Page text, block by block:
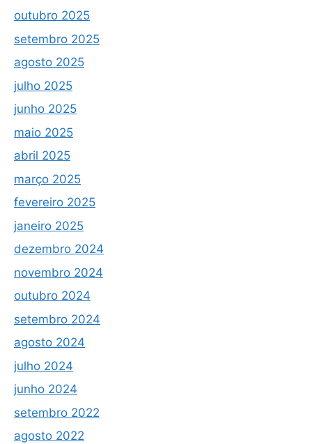
outubro 2025
setembro 2025
agosto 2025
julho 2025
junho 2025
maio 2025
abril 2025
março 2025
fevereiro 2025
janeiro 2025
dezembro 2024
novembro 2024
outubro 2024
setembro 2024
agosto 2024
julho 2024
junho 2024
setembro 2022
agosto 2022